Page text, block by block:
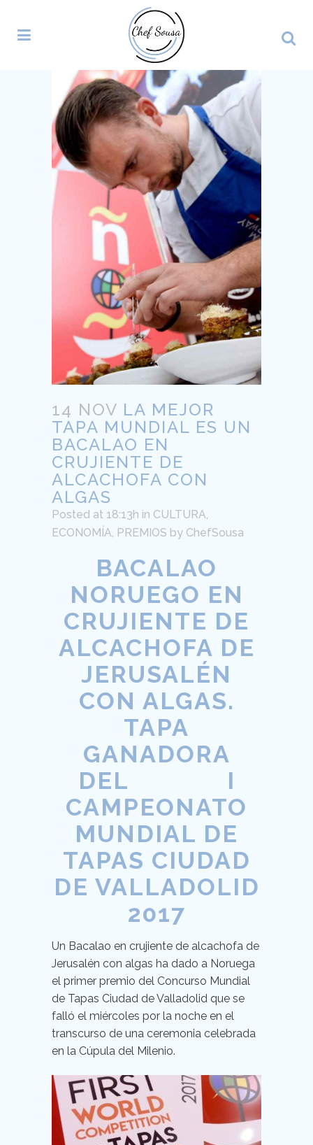
14 NOV LA MEJOR
TAPA MUNDIAL ES UN
BACALAO EN
CRUJIENTE DE
ALCACHOFA CON
ALGAS
Posted at 18:13h in CULTURA
ECONOMÍA PREMIOS by ChefSousa
BACALAO
NORUEGO EN
CRUJIENTE DE
ALCACHOFA DE
JERUSALÉN
CON ALGAS.
TAPA
GANADORA
DEL I
CAMPEONATO
MUNDIAL DE
TAPAS CIUDAD
DE VALLADOLID
2017
Un Bacalao en crujiente de alcachofa de
Jerusalén con algas ha dado a Noruega
el primer premio del Concurso Mundial
de Tapas Ciudad de Valladolid que se
falló el miércoles por la noche en el
transcurso de una ceremonia celebrada
en la Cúpula del Milenio.